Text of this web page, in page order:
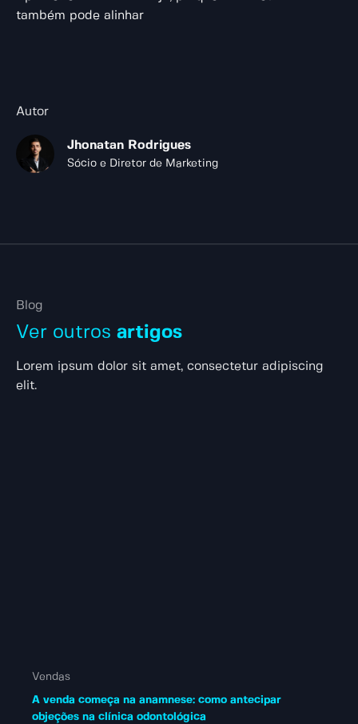
Autor
Jhonatan Rodrigues
Sócio e Diretor de Marketing
também pode alinhar
Blog
Ver outros artigos
Lorem ipsum dolor sit amet, consectetur adipiscing
elit.
Vendas
A venda começa na anamnese: como antecipar
objeções na clínica odontológica